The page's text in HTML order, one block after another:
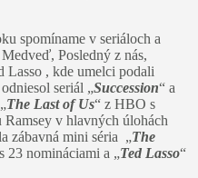
spomíname v seriáloch a
Posledný z nás,
Lasso , kde umelci podali
seriál „Succession“ a
The Last of Us“ z HBO s
Ramsey v hlavných úlohách
zábavná mini séria „The
23 nomináciami a „Ted Lasso“